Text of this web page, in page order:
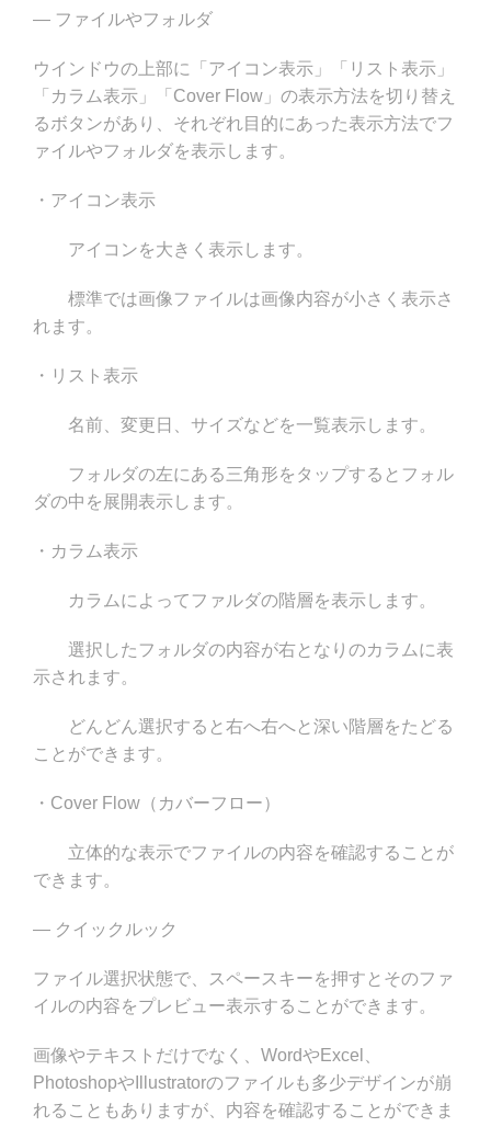
— ファイルやフォルダ
ウインドウの上部に「アイコン表示」「リスト表示」
「カラム表示」「Cover Flow」の表示方法を切り替え
るボタンがあり、それぞれ目的にあった表示方法でフ
ァイルやフォルダを表示します。
・アイコン表示
アイコンを大きく表示します。
標準では画像ファイルは画像内容が小さく表示さ
れます。
・リスト表示
名前、変更日、サイズなどを一覧表示します。
フォルダの左にある三角形をタップするとフォル
ダの中を展開表示します。
・カラム表示
カラムによってファルダの階層を表示します。
選択したフォルダの内容が右となりのカラムに表
示されます。
どんどん選択すると右へ右へと深い階層をたどる
ことができます。
・Cover Flow（カバーフロー）
立体的な表示でファイルの内容を確認することが
できます。
— クイックルック
ファイル選択状態で、スペースキーを押すとそのファ
イルの内容をプレビュー表示することができます。
画像やテキストだけでなく、WordやExcel、
PhotoshopやIllustratorのファイルも多少デザインが崩
れることもありますが、内容を確認することができま